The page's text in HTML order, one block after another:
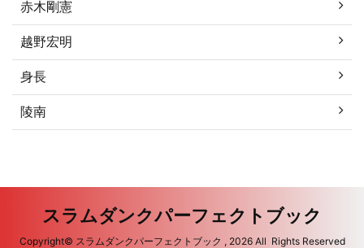
赤木剛憲
越野宏明
身長
陵南
スラムダンクパーフェクトブック
Copyright© スラムダンクパーフェクトブック , 2026 All Rights Reserved